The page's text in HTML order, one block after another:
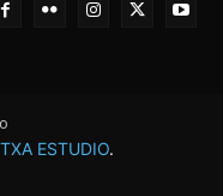
ESTUDIO.